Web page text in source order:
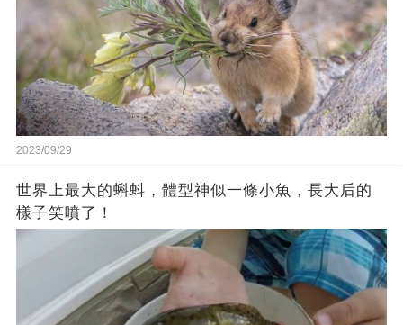
2023/09/29
世界上最大的蝌蚪，體型神似一條小魚，長大后的
樣子笑噴了！